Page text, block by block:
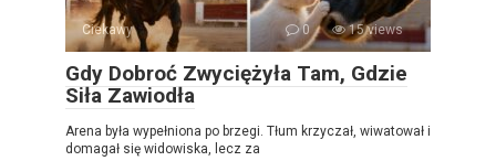
Ciekawy 0 15 views
Gdy Dobroć Zwyciężyła Tam, Gdzie
Siła Zawiodła
Arena była wypełniona po brzegi. Tłum krzyczał, wiwatował i
domagał się widowiska, lecz za